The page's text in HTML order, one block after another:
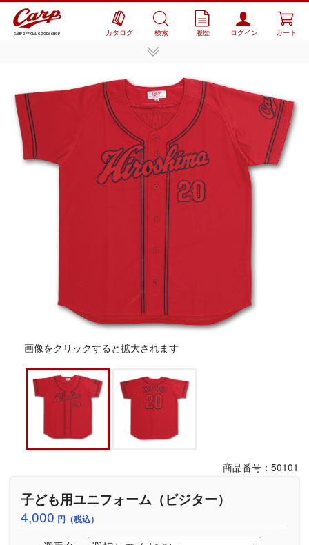
CARP OFFICIAL GOODS SHOP カタログ 検索 履歴 ログイン カート
画像をクリックすると拡大されます
商品番号：50101
子ども用ユニフォーム（ビジター）
4,000 円（税込）